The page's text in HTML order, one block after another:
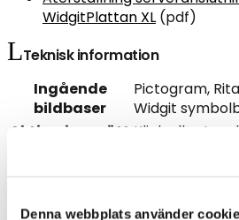
Denna webbplats använder
WidgitPlattan XL (pdf)
Teknisk information
Ingående
bildbaser
Pictogram,
Widgit
Aktiveringssätt Klick eller